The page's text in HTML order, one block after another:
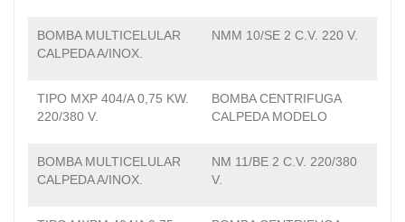
BOMBA MULTICELULAR
CALPEDA A/INOX.
NMM 10/SE 2 C.V. 220 V.
TIPO MXP 404/A 0,75 KW.
220/380 V.
BOMBA CENTRIFUGA
CALPEDA MODELO
BOMBA MULTICELULAR
CALPEDA A/INOX.
NM 11/BE 2 C.V. 220/380
V.